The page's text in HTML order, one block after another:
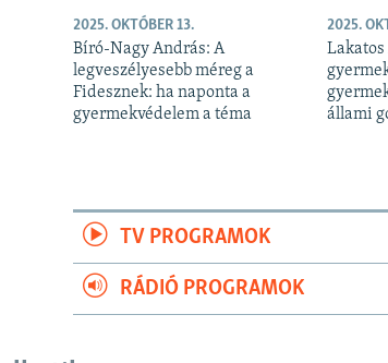
2025. OKTÓBER 13.
Bíró-Nagy András: A
legveszélyesebb méreg a
Fidesznek: ha naponta a
gyermekvédelem a téma
2025.
állami
TV PROGRAMOK
RÁDIÓ PROGRAMOK